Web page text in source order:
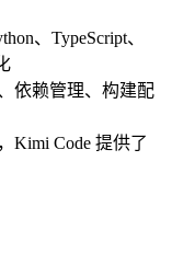
、TypeScript、
依赖管理、构建配
Kimi Code 提供了